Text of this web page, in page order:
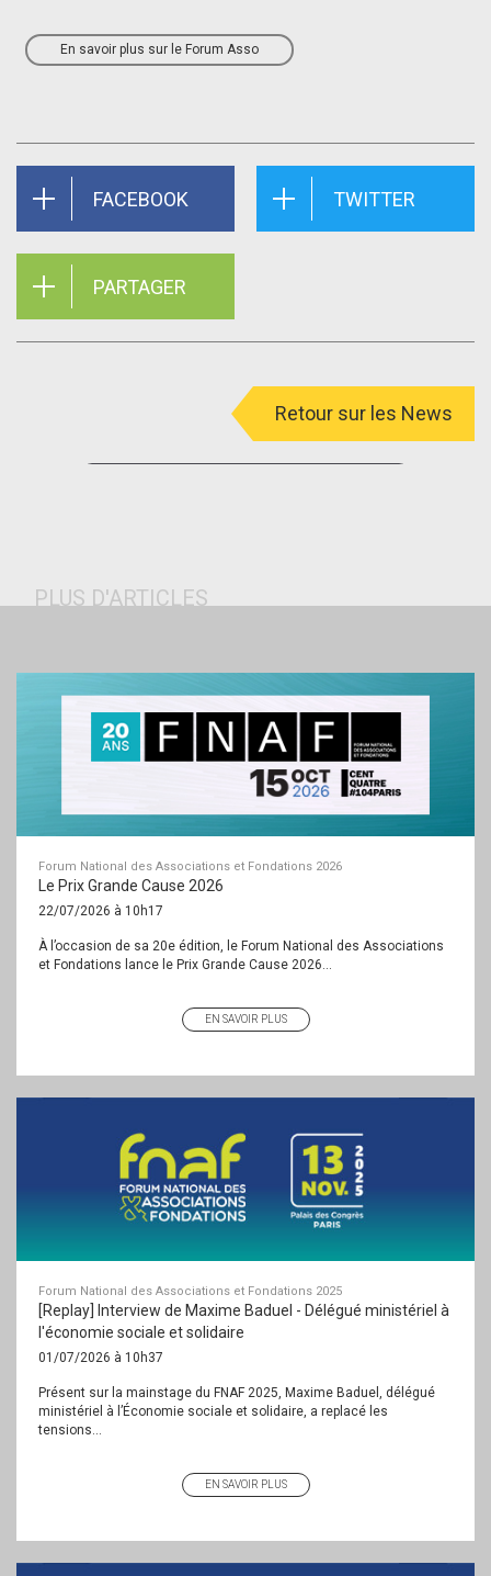
En savoir plus sur le Forum Asso
FACEBOOK TWITTER
PARTAGER
Retour sur les News
PLUS D'ARTICLES
Forum National des Associations et Fondations 2026
Le Prix Grande Cause 2026
22/07/2026 à 10h17
À l’occasion de sa 20e édition, le Forum National des Associations
et Fondations lance le Prix Grande Cause 2026...
EN SAVOIR PLUS
Forum National des Associations et Fondations 2025
[Replay] Interview de Maxime Baduel - Délégué ministériel à
l'économie sociale et solidaire
01/07/2026 à 10h37
Présent sur la mainstage du FNAF 2025, Maxime Baduel, délégué
ministériel à l’Économie sociale et solidaire, a replacé les
tensions...
EN SAVOIR PLUS